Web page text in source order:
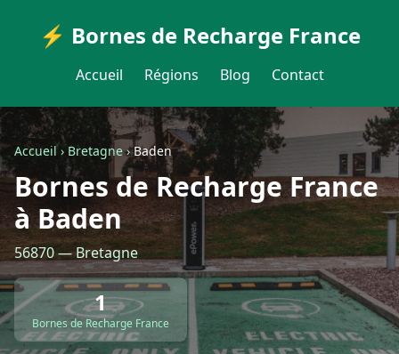
⚡ Bornes de Recharge France
Accueil Régions Blog Contact
Accueil›Bretagne›Baden
Bornes de Recharge France
à Baden
56870 — Bretagne
1
Bornes de Recharge France